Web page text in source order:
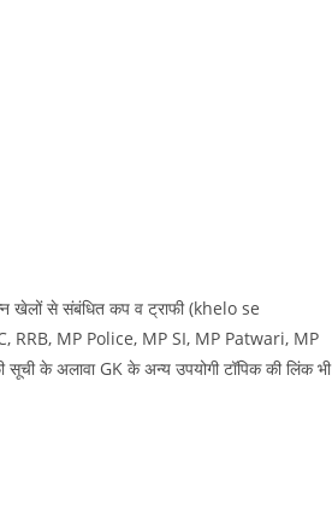
खेलों से संबंधित कप व ट्राफी (khelo se
RRB, MP Police, MP SI, MP Patwari, MP
के अलावा GK के अन्‍य उपयोगी टॉपिक की लिंक भी